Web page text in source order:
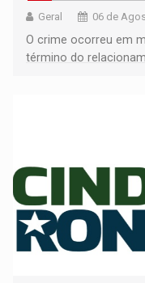
Geral 06 de
O crime ocorreu em
término do